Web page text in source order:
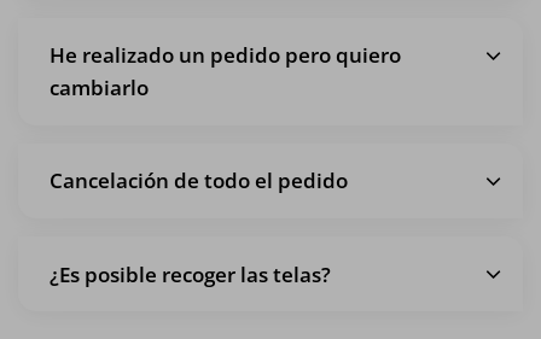
He realizado un pedido pero quiero
cambiarlo
Cancelación de todo el pedido
¿Es posible recoger las telas?